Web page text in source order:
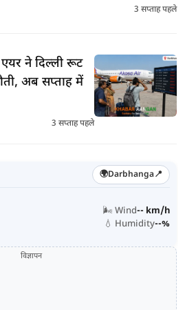
3 सप्ताह पहले
ने दिल्ली रूट
अब सप्ताह में
3 सप्ताह पहले
🌍Darbhanga📍
🌬️ Wind-- km/h
💧 Humidity--%
विज्ञापन